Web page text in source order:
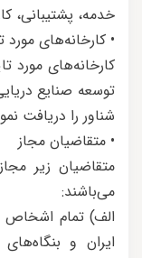
خدمه، پشتیبانی،
• کارخانه‌های مورد
کارخانه‌های مورد
توسعه صنایع
شناور را دریافت
• متقاضیان مجاز
متقاضیان زیر
می‌باشند:
الف) تمام
ایران و